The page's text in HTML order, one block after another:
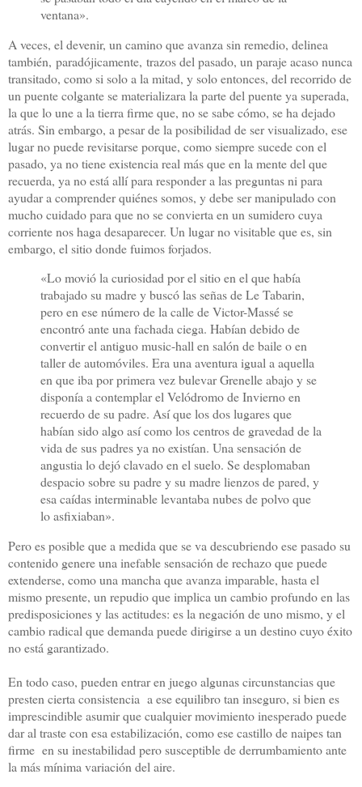
ventana».
A veces, el devenir, un camino que avanza sin remedio, delinea
también, paradójicamente, trazos del pasado, un paraje acaso nunca
transitado, como si solo a la mitad, y solo entonces, del recorrido de
un puente colgante se materializara la parte del puente ya superada,
la que lo une a la tierra firme que, no se sabe cómo, se ha dejado
atrás. Sin embargo, a pesar de la posibilidad de ser visualizado, ese
lugar no puede revisitarse porque, como siempre sucede con el
pasado, ya no tiene existencia real más que en la mente del que
recuerda, ya no está allí para responder a las preguntas ni para
ayudar a comprender quiénes somos, y debe ser manipulado con
mucho cuidado para que no se convierta en un sumidero cuya
corriente nos haga desaparecer. Un lugar no visitable que es, sin
embargo, el sitio donde fuimos forjados.
«Lo movió la curiosidad por el sitio en el que había
trabajado su madre y buscó las señas de Le Tabarin,
pero en ese número de la calle de Victor-Massé se
encontró ante una fachada ciega. Habían debido de
convertir el antiguo music-hall en salón de baile o en
taller de automóviles. Era una aventura igual a aquella
en que iba por primera vez bulevar Grenelle abajo y se
disponía a contemplar el Velódromo de Invierno en
recuerdo de su padre. Así que los dos lugares que
habían sido algo así como los centros de gravedad de la
vida de sus padres ya no existían. Una sensación de
angustia lo dejó clavado en el suelo. Se desplomaban
despacio sobre su padre y su madre lienzos de pared, y
esa caídas interminable levantaba nubes de polvo que
lo asfixiaban».
Pero es posible que a medida que se va descubriendo ese pasado su
contenido genere una inefable sensación de rechazo que puede
extenderse, como una mancha que avanza imparable, hasta el
mismo presente, un repudio que implica un cambio profundo en las
predisposiciones y las actitudes: es la negación de uno mismo, y el
cambio radical que demanda puede dirigirse a un destino cuyo éxito
no está garantizado.
En todo caso, pueden entrar en juego algunas circunstancias que
presten cierta consistencia a ese equilibro tan inseguro, si bien es
imprescindible asumir que cualquier movimiento inesperado puede
dar al traste con esa estabilización, como ese castillo de naipes tan
firme en su inestabilidad pero susceptible de derrumbamiento ante
la más mínima variación del aire.